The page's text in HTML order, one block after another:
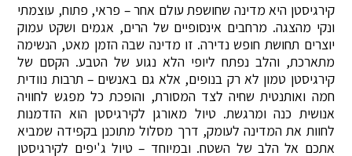
קירגיסטן היא מדינה שחושפת עולם אחר – פראי, פתוח, עוצמתי
ונקי מהצגה. מרחבים אינסופיים של הרים, אגמים ושקט עמוק
יוצרים תחושת חופש נדירה. זו מדינה שבה הזמן מאט, הנשימה
מתארכת, והלב נפתח ליופי הלא נגוע של הטבע. הקסם של
קירגיסטן טמון לא רק בנופים, אלא גם באנשים – תרבות נוודית
חמה ואותנטית שחיה לצד המסורת, והופכת כל מפגש לחוויה
אנושית כנה ומרגשת. טיול מאורגן לקירגיסטן הוא הזדמנות
לחוות את המדינה לעומק, דרך מסלול מתוכנן בקפידה שמביא
אתכם אל הלב של השטח. ובמיוחד – טיול ג'יפים לקירגיסטן